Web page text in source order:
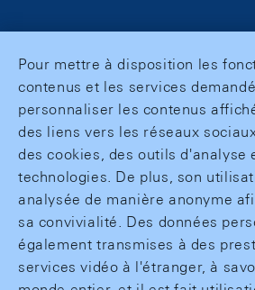
Pour mettre à disposition les
contenus et les services
personnaliser les contenus
des liens vers les réseaux
des cookies, des outils d'analyse
technologies. De plus, son
analysée de manière anonyme
sa convivialité. Des données
également transmises à des
services vidéo à l'étranger, à